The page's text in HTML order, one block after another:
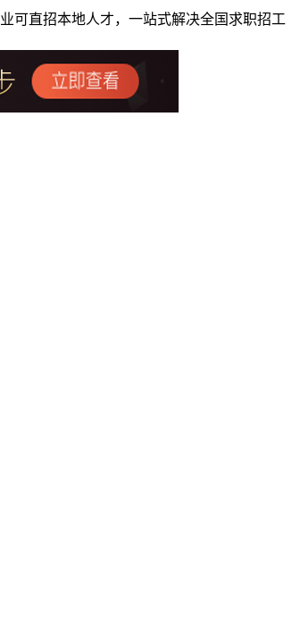
可直招本地人才，一站式解决全国求职招工